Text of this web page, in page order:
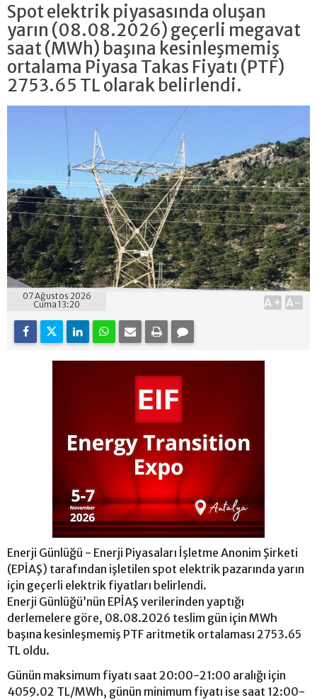
Spot elektrik piyasasında oluşan
yarın (08.08.2026) geçerli megavat
saat (MWh) başına kesinleşmemiş
ortalama Piyasa Takas Fiyatı (PTF)
2753.65 TL olarak belirlendi.
07 Ağustos 2026
Cuma 13:20
A+ A-
Enerji Günlüğü - Enerji Piyasaları İşletme Anonim Şirketi
(EPİAŞ) tarafından işletilen spot elektrik pazarında yarın
için geçerli elektrik fiyatları belirlendi.
Enerji Günlüğü’nün EPİAŞ verilerinden yaptığı
derlemelere göre, 08.08.2026 teslim gün için MWh
başına kesinleşmemiş PTF aritmetik ortalaması 2753.65
TL oldu.
Günün maksimum fiyatı saat 20:00-21:00 aralığı için
4059.02 TL/MWh, günün minimum fiyatı ise saat 12:00-